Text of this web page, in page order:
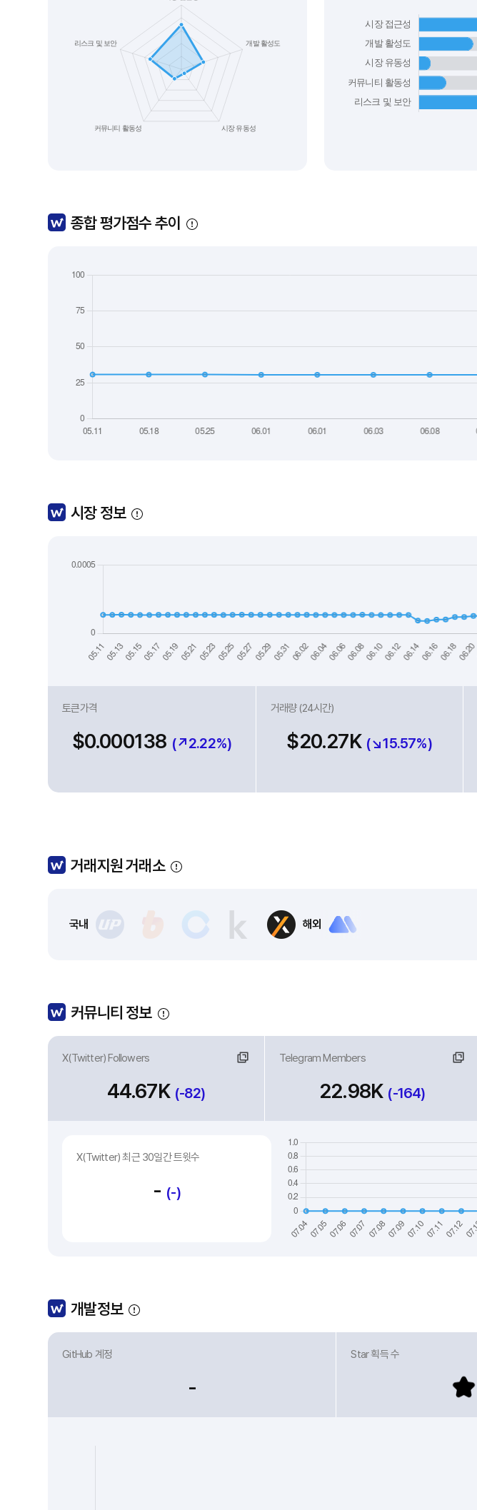
종합 평가점수 추이
시장 정보
토큰가격
$0.000138 (↗2.22%)
거래량 (24시간)
$20.27K (↘15.57%)
거래지원 거래소
국내 해외
커뮤니티 정보
X(Twitter) Followers
44.67K (-82)
Telegram Members
링크
22.98K (-164)
링크
X(Twitter) 최근 30일간 트윗수
- (-)
개발정보
GitHub 계정
-
Star 획득 수